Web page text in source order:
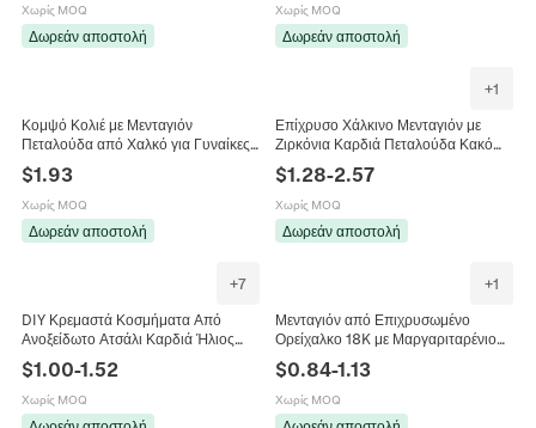
Χωρίς MOQ
Δωρεάν αποστολή
Χωρίς MOQ
Δωρεάν αποστολή
Κομψό Κολιέ με Μενταγιόν
Πεταλούδα από Χαλκό για Γυναίκες
Μικρο-ένθετη Ζιρκόνια Πολυτελείας
Γαλβανισμένη Αλυσίδα Ο Κόσμημα
$1.93
Χωρίς MOQ
Δωρεάν αποστολή
+1
Επίχρυσο Χάλκινο Μενταγιόν με
Ζιρκόνια Καρδιά Πεταλούδα Κακό
Μάτι Κρόνος για DIY Κατασκευή
Κοσμημάτων Κολιέ Σκουλαρίκια
$1.28-2.57
Χωρίς MOQ
Δωρεάν αποστολή
+7
DIY Κρεμαστά Κοσμήματα Από
Ανοξείδωτο Ατσάλι Καρδιά Ήλιος
Πεταλούδα Φτερό Μπλε Και Λευκή
Πορσελάνη Σμάλτο Επιχρυσωμένο
$1.00-1.52
Χωρίς MOQ
+1
Μενταγιόν από Επιχρυσωμένο
Ορείχαλκο 18K με Μαργαριταρένιο
Κοχύλι Πεταλούδα Βιολί Τριφύλλι
Ένθετα Στρας DIY Αξεσουάρ
$0.84-1.13
Χωρίς MOQ